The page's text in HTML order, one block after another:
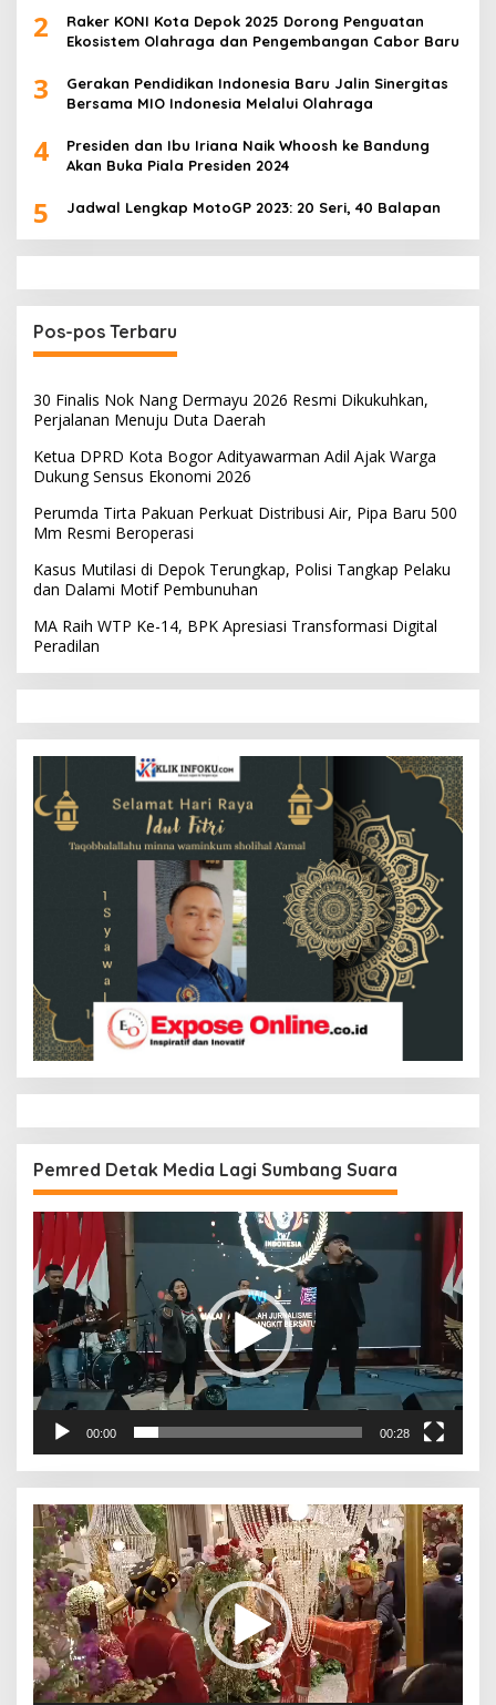
2
Raker KONI Kota Depok 2025 Dorong Penguatan
Ekosistem Olahraga dan Pengembangan Cabor Baru
3
Gerakan Pendidikan Indonesia Baru Jalin Sinergitas
Bersama MIO Indonesia Melalui Olahraga
4
Presiden dan Ibu Iriana Naik Whoosh ke Bandung
Akan Buka Piala Presiden 2024
5 Jadwal Lengkap MotoGP 2023: 20 Seri, 40 Balapan
Pos-pos Terbaru
30 Finalis Nok Nang Dermayu 2026 Resmi Dikukuhkan,
Perjalanan Menuju Duta Daerah
Ketua DPRD Kota Bogor Adityawarman Adil Ajak Warga
Dukung Sensus Ekonomi 2026
Perumda Tirta Pakuan Perkuat Distribusi Air, Pipa Baru 500
Mm Resmi Beroperasi
Kasus Mutilasi di Depok Terungkap, Polisi Tangkap Pelaku
dan Dalami Motif Pembunuhan
MA Raih WTP Ke-14, BPK Apresiasi Transformasi Digital
Peradilan
Pemred Detak Media Lagi Sumbang Suara
Pemutar
00:00 00:28
Pemutar
Video